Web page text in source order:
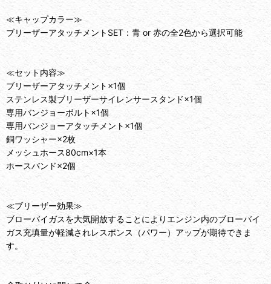
≪キャップカラー≫
ブリーザーアタッチメントSET：青 or 赤の全2色から選択可能
≪セット内容≫
ブリーザーアタッチメント×1個
ステンレス製ブリーザーサイレンサースタンド×1個
専用バンジョーボルト×1個
専用バンジョーアタッチメント×1個
銅ワッシャー×2枚
メッシュホース80cm×1本
ホースバンド×2個
≪ブリーザー効果≫
ブローバイガスを大気開放することによりエンジン内のブローバイ
ガス充填量が軽減されレスポンス（パワー）アップが期待できま
す。